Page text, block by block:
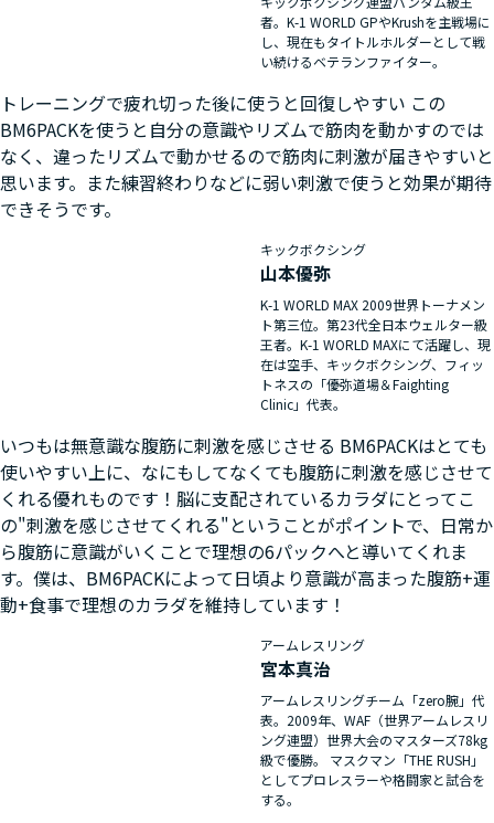
者。K-1 WORLD GPやKrushを主戦場に
し、現在もタイトルホルダーとして戦
い続けるベテランファイター。
トレーニングで疲れ切った後に使うと回復しやすい この
BM6PACKを使うと自分の意識やリズムで筋肉を動かすのでは
なく、違ったリズムで動かせるので筋肉に刺激が届きやすいと
思います。また練習終わりなどに弱い刺激で使うと効果が期待
できそうです。
キックボクシング
山本優弥
K-1 WORLD MAX 2009世界トーナメン
ト第三位。第23代全日本ウェルター級
王者。K-1 WORLD MAXにて活躍し、現
在は空手、キックボクシング、フィッ
トネスの「優弥道場＆Faighting
Clinic」代表。
いつもは無意識な腹筋に刺激を感じさせる BM6PACKはとても
使いやすい上に、なにもしてなくても腹筋に刺激を感じさせて
くれる優れものです！脳に支配されているカラダにとってこ
の"刺激を感じさせてくれる"ということがポイントで、日常か
ら腹筋に意識がいくことで理想の6パックへと導いてくれま
す。僕は、BM6PACKによって日頃より意識が高まった腹筋+運
動+食事で理想のカラダを維持しています！
アームレスリング
宮本真治
アームレスリングチーム「zero腕」代
表。2009年、WAF（世界アームレスリ
ング連盟）世界大会のマスターズ78kg
級で優勝。 マスクマン「THE RUSH」
としてプロレスラーや格闘家と試合を
する。